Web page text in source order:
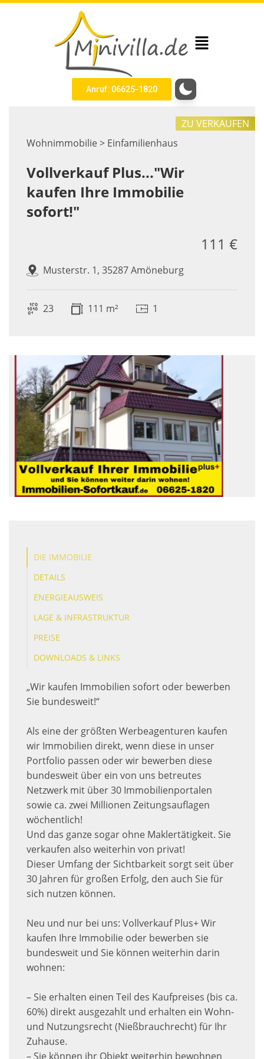
Anruf: 06625-1820
Wohnimmobilie > Einfamilienhaus
ZU VERKAUFEN
Vollverkauf Plus..."Wir
kaufen Ihre Immobilie
sofort!"
Musterstr. 1, 35287 Amöneburg
111 €
23 111 m² 1
DIE IMMOBILIE
DETAILS
ENERGIEAUSWEIS
LAGE & INFRASTRUKTUR
PREISE
DOWNLOADS & LINKS
„Wir kaufen Immobilien sofort oder bewerben
Sie bundesweit!“
Als eine der größten Werbeagenturen kaufen
wir Immobilien direkt, wenn diese in unser
Portfolio passen oder wir bewerben diese
bundesweit über ein von uns betreutes
Netzwerk mit über 30 Immobilienportalen
sowie ca. zwei Millionen Zeitungsauflagen
wöchentlich!
Und das ganze sogar ohne Maklertätigkeit. Sie
verkaufen also weiterhin von privat!
Dieser Umfang der Sichtbarkeit sorgt seit über
30 Jahren für großen Erfolg, den auch Sie für
sich nutzen können.
Neu und nur bei uns: Vollverkauf Plus+ Wir
kaufen Ihre Immobilie oder bewerben sie
bundesweit und Sie können weiterhin darin
wohnen:
– Sie erhalten einen Teil des Kaufpreises (bis ca.
60%) direkt ausgezahlt und erhalten ein Wohn-
und Nutzungsrecht (Nießbrauchrecht) für Ihr
Zuhause.
– Sie können ihr Objekt weiterhin bewohnen